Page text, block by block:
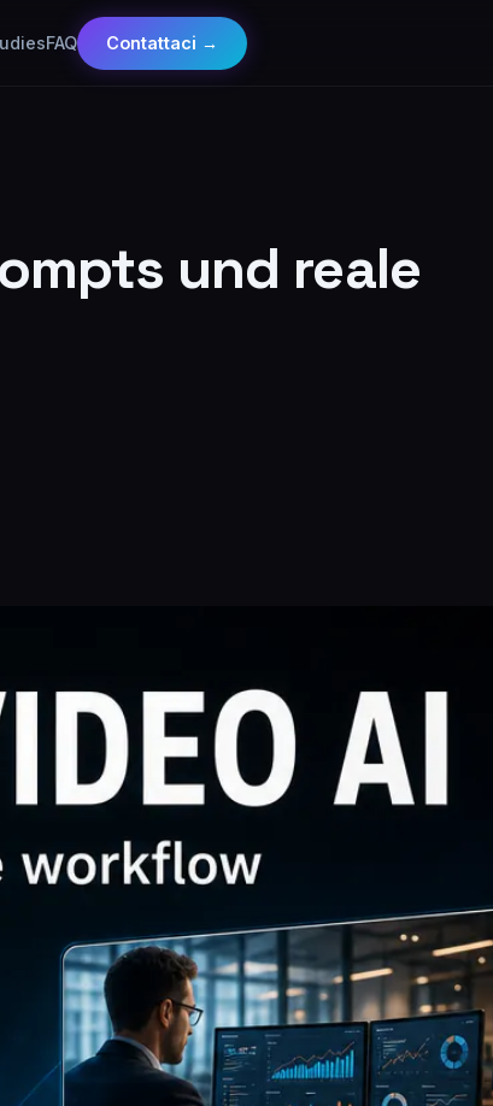
FAQ Contattaci →
und reale